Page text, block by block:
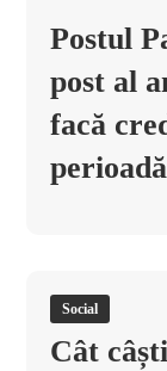
Postul
post al
facă
perioadă
Social
Cât